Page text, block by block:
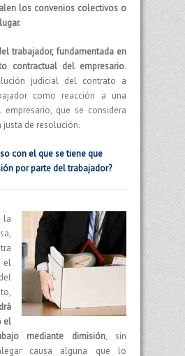
los convenios colectivos o
trabajador, fundamentada en
contractual del empresario.
judicial del contrato a
como reacción a una
empresario, que se considera
de resolución.
con el que se tiene que
por parte del trabajador?
el
mediante dimisión, sin
causa alguna que lo